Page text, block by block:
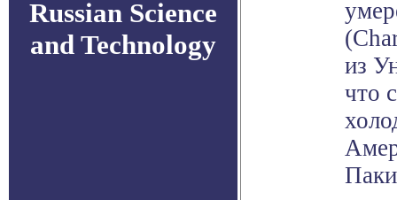
Russian Science
and Technology
из
что